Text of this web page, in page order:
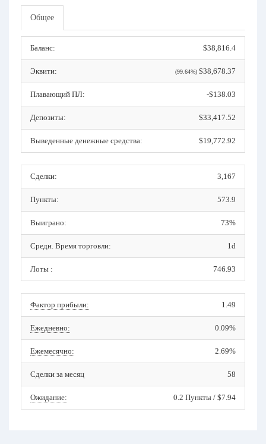
Общее
Баланс: $38,816.4
Эквити: (99.64%) $38,678.37
Плавающий ПЛ: -$138.03
Депозиты: $33,417.52
Выведенные денежные средства: $19,772.92
Сделки: 3,167
Пункты: 573.9
Выиграно: 73%
Средн. Время торговли: 1d
Лоты : 746.93
Фактор прибыли: 1.49
Ежедневно: 0.09%
Ежемесячно: 2.69%
Сделки за месяц 58
Ожидание: 0.2 Пункты / $7.94